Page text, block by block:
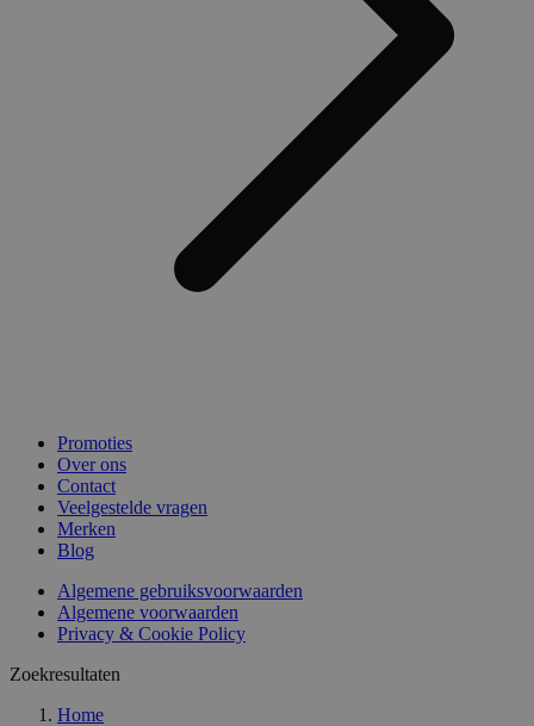
Promoties
Over ons
Contact
Veelgestelde vragen
Merken
Blog
Algemene gebruiksvoorwaarden
Algemene voorwaarden
Privacy & Cookie Policy
Zoekresultaten
Home